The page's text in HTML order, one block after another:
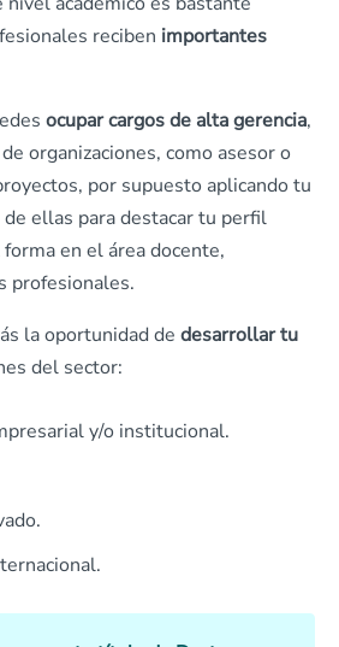
reciben importantes
ocupar cargos de alta gerencia,
organizaciones, como asesor o
por supuesto aplicando tu
ellas para destacar tu perfil
en el área docente,
profesionales.
la oportunidad de desarrollar tu
del sector:
y/o institucional.